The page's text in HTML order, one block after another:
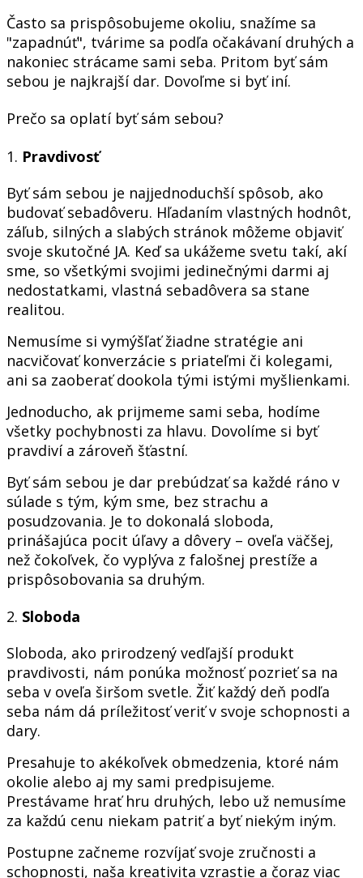
Často sa prispôsobujeme okoliu, snažíme sa
"zapadnúť", tvárime sa podľa očakávaní druhých a
nakoniec strácame sami seba. Pritom byť sám
sebou je najkrajší dar. Dovoľme si byť iní.
Prečo sa oplatí byť sám sebou?
1. Pravdivosť
Byť sám sebou je najjednoduchší spôsob, ako
budovať sebadôveru. Hľadaním vlastných hodnôt,
záľub, silných a slabých stránok môžeme objaviť
svoje skutočné JA. Keď sa ukážeme svetu takí, akí
sme, so všetkými svojimi jedinečnými darmi aj
nedostatkami, vlastná sebadôvera sa stane
realitou.
Nemusíme si vymýšľať žiadne stratégie ani
nacvičovať konverzácie s priateľmi či kolegami,
ani sa zaoberať dookola tými istými myšlienkami.
Jednoducho, ak prijmeme sami seba, hodíme
všetky pochybnosti za hlavu. Dovolíme si byť
pravdiví a zároveň šťastní.
Byť sám sebou je dar prebúdzať sa každé ráno v
súlade s tým, kým sme, bez strachu a
posudzovania. Je to dokonalá sloboda,
prinášajúca pocit úľavy a dôvery – oveľa väčšej,
než čokoľvek, čo vyplýva z falošnej prestíže a
prispôsobovania sa druhým.
2. Sloboda
Sloboda, ako prirodzený vedľajší produkt
pravdivosti, nám ponúka možnosť pozrieť sa na
seba v oveľa širšom svetle. Žiť každý deň podľa
seba nám dá príležitosť veriť v svoje schopnosti a
dary.
Presahuje to akékoľvek obmedzenia, ktoré nám
okolie alebo aj my sami predpisujeme.
Prestávame hrať hru druhých, lebo už nemusíme
za každú cenu niekam patriť a byť niekým iným.
Postupne začneme rozvíjať svoje zručnosti a
schopnosti, naša kreativita vzrastie a čoraz viac